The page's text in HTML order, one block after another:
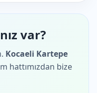
var?
Kocaeli Kartepe
hattımızdan bize